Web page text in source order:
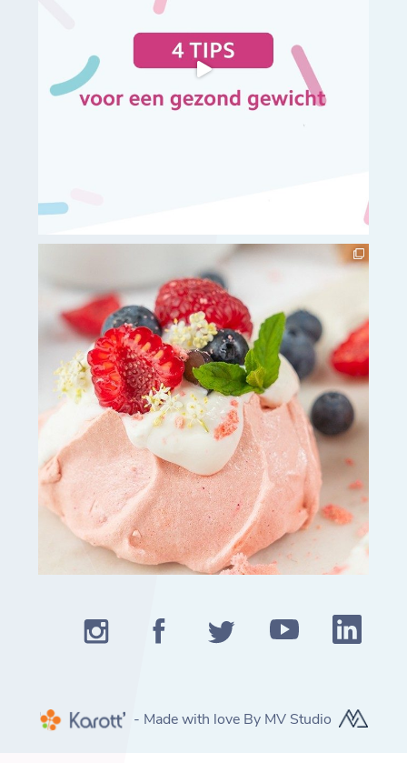
- Made with love By MV Studio